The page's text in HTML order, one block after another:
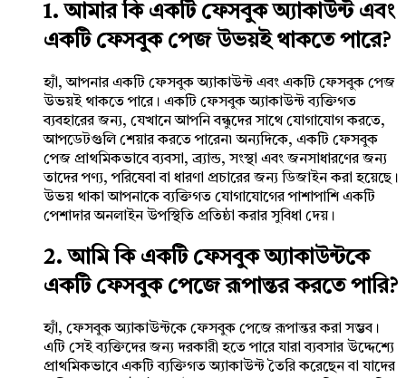
1. আমার কি একটি ফেসবুক অ্যাকাউন্ট এবং
একটি ফেসবুক পেজ উভয়ই থাকতে পারে?
হ্যাঁ, আপনার একটি ফেসবুক অ্যাকাউন্ট এবং একটি ফেসবুক পেজ
উভয়ই থাকতে পারে। একটি ফেসবুক অ্যাকাউন্ট ব্যক্তিগত
ব্যবহারের জন্য, যেখানে আপনি বন্ধুদের সাথে যোগাযোগ করতে,
আপডেটগুলি শেয়ার করতে পারেন৷ অন্যদিকে, একটি ফেসবুক
পেজ প্রাথমিকভাবে ব্যবসা, ব্র্যান্ড, সংস্থা এবং জনসাধারণের জন্য
তাদের পণ্য, পরিষেবা বা ধারণা প্রচারের জন্য ডিজাইন করা হয়েছে।
উভয় থাকা আপনাকে ব্যক্তিগত যোগাযোগের পাশাপাশি একটি
পেশাদার অনলাইন উপস্থিতি প্রতিষ্ঠা করার সুবিধা দেয়।
2. আমি কি একটি ফেসবুক অ্যাকাউন্টকে
একটি ফেসবুক পেজে রূপান্তর করতে পারি?
হ্যাঁ, ফেসবুক অ্যাকাউন্টকে ফেসবুক পেজে রূপান্তর করা সম্ভব।
এটি সেই ব্যক্তিদের জন্য দরকারী হতে পারে যারা ব্যবসার উদ্দেশ্যে
প্রাথমিকভাবে একটি ব্যক্তিগত অ্যাকাউন্ট তৈরি করেছেন বা যাদের